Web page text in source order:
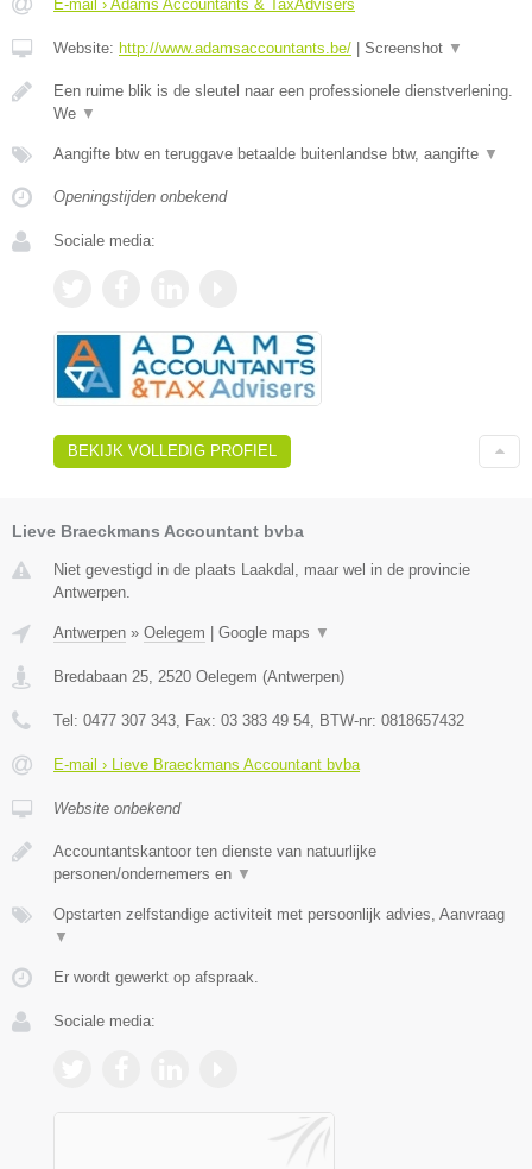
E-mail › Adams Accountants & TaxAdvisers
Website: http://www.adamsaccountants.be/ Screenshot ▼
Een ruime blik is de sleutel naar een professionele dienstverlening.
We ▼
Aangifte btw en teruggave betaalde buitenlandse btw, aangifte ▼
Openingstijden onbekend
Sociale media:
BEKIJK VOLLEDIG PROFIEL
Lieve Braeckmans Accountant bvba
Niet gevestigd in de plaats Laakdal, maar wel in de provincie
Antwerpen.
Antwerpen » Oelegem | Google maps ▼
Bredabaan 25 2520 Oelegem (Antwerpen)
Tel: 0477 307 343 , Fax: 03 383 49 54 , BTW-nr: 0818657432
E-mail › Lieve Braeckmans Accountant bvba
Website onbekend
Accountantskantoor ten dienste van natuurlijke
personen/ondernemers en ▼
Opstarten zelfstandige activiteit met persoonlijk advies, Aanvraag
▼
Er wordt gewerkt op afspraak.
Sociale media: